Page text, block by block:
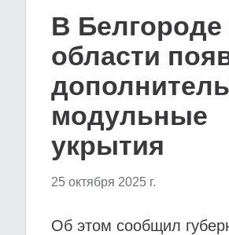
В Белгороде
области
модульные
укрытия
25 октября 2025 г.
Об этом сообщил